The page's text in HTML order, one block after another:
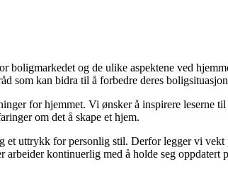
og de ulike aspektene ved
som kan bidra til å forbedre deres
for hjemmet. Vi ønsker å inspirere leserne
om det å skape et hjem.
uttrykk for personlig stil. Derfor legger vi
kontinuerlig med å holde seg oppdatert